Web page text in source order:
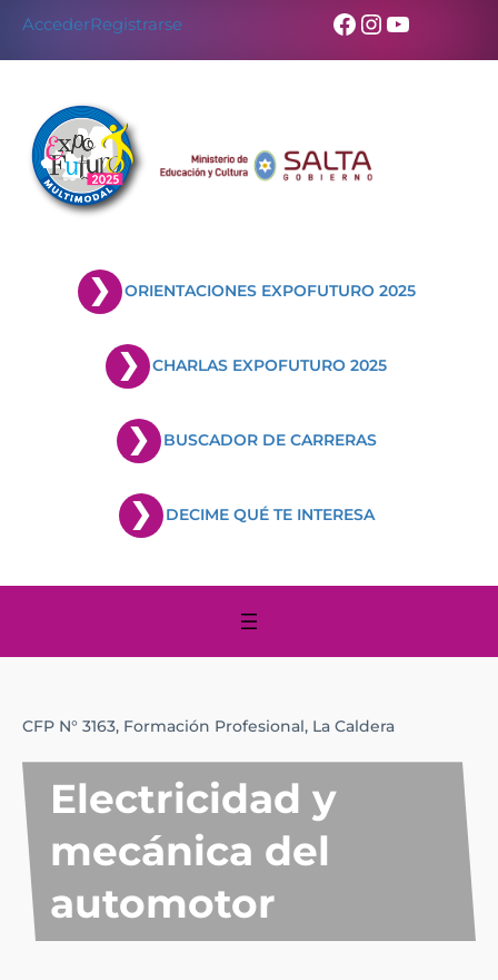
AccederRegistrarse Facebook
Instagram
YouTube
ORIENTACIONES EXPOFUTURO 2025
CHARLAS EXPOFUTURO 2025
BUSCADOR DE CARRERAS
DECIME QUÉ TE INTERESA
CFP N° 3163, Formación Profesional, La Caldera
Electricidad y
mecánica del
automotor